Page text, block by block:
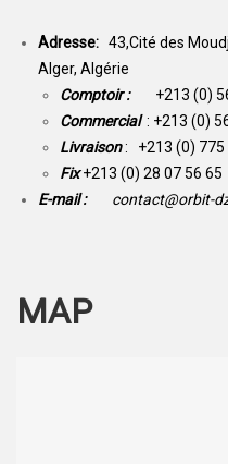
Adresse: 43,Cité des
Alger, Algérie
Comptoir : +213 (0)
Commercial : +213 (0)
Livraison: +213 (0) 775
Fix +213 (0) 28 07 56 65
E-mail :
contact@orbit-
MAP